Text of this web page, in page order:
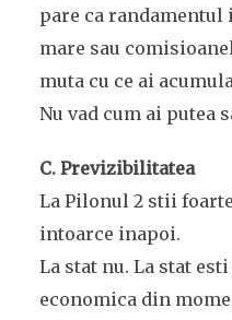
pare ca randamentul
mare sau
muta cu ce ai
Nu vad cum ai putea
C. Previzibilitatea
La Pilonul 2 stii
intoarce inapoi.
La stat nu. La stat
economica din